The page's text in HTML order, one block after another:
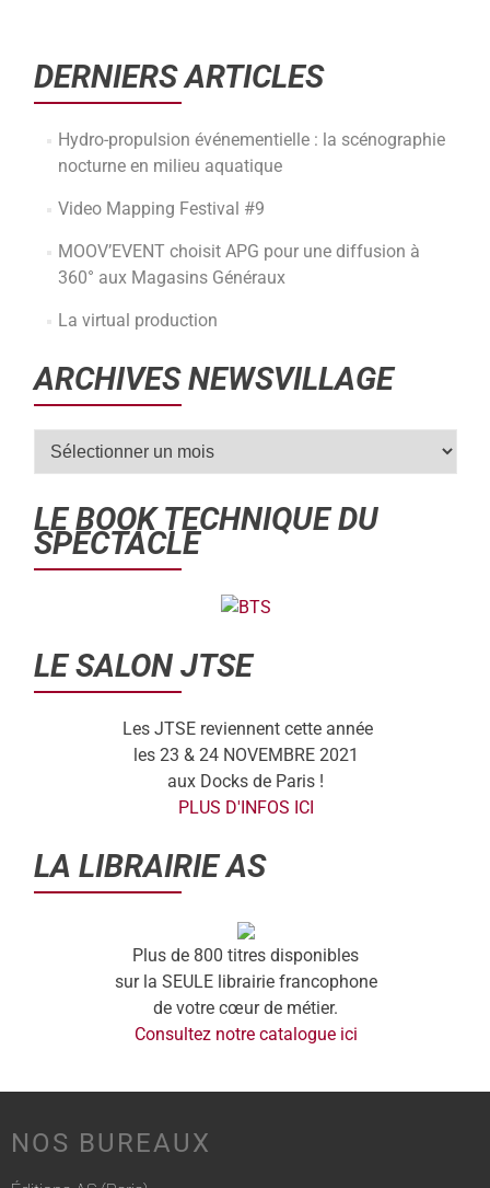
DERNIERS ARTICLES
Hydro-propulsion événementielle : la scénographie
nocturne en milieu aquatique
Video Mapping Festival #9
MOOV’EVENT choisit APG pour une diffusion à
360° aux Magasins Généraux
La virtual production
ARCHIVES NEWSVILLAGE
LE BOOK TECHNIQUE DU
SPECTACLE
LE SALON JTSE
Les JTSE reviennent cette année
les 23 & 24 NOVEMBRE 2021
aux Docks de Paris !
PLUS D'INFOS ICI
LA LIBRAIRIE AS
Plus de 800 titres disponibles
sur la SEULE librairie francophone
de votre cœur de métier.
Consultez notre catalogue ici
NOS BUREAUX